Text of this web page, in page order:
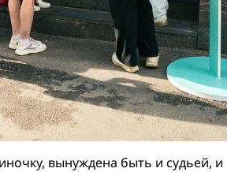
вынуждена быть и судьей, и